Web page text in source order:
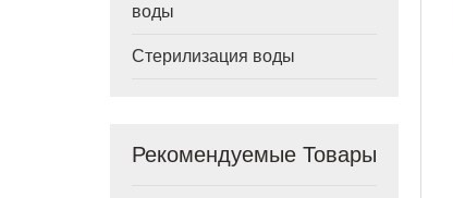
воды
Стерилизация воды
Рекомендуемые Товары